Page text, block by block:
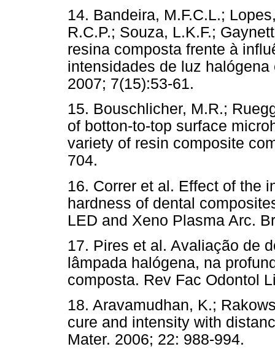
14. Bandeira, M.F.C.L.;
R.C.P.; Souza, L.K.F.;
resina composta frente à
intensidades de luz
2007; 7(15):53-61.
15. Bouschlicher, M.R.;
of botton-to-top surface
variety of resin composite
704.
16. Correr et al. Effect of the
hardness of dental
LED and Xeno Plasma Arc.
17. Pires et al. Avaliação de
lâmpada halógena, na
composta. Rev Fac Odontol
18. Aravamudhan, K.;
cure and intensity with
Mater. 2006; 22: 988-994.